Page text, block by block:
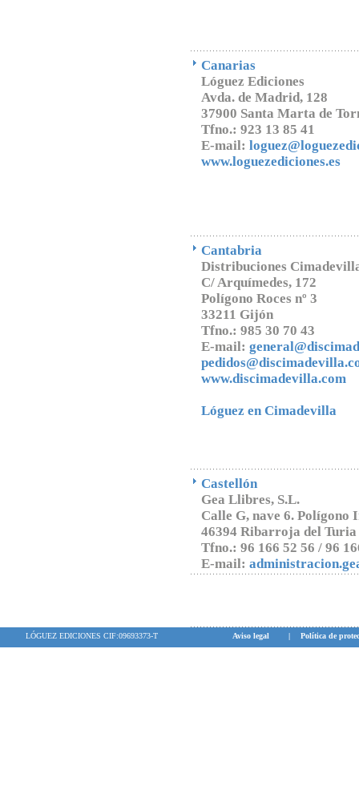
Canarias
Lóguez Ediciones
Avda. de Madrid, 128
37900 Santa Marta de
Tfno.: 923 13 85 41
E-mail:
www.loguezediciones.es
Cantabria
Distribuciones
C/ Arquímedes, 172
Polígono Roces nº 3
33211 Gijón
Tfno.: 985 30 70 43
E-mail:
www.discimadevilla.com
Lóguez en Cimadevilla
Castellón
Gea Llibres, S.L.
Calle G, nave 6.
46394 Ribarroja del Turia
Tfno.: 96 166 52 56 / 96
E-mail:
LÓGUEZ EDICIONES CIF:09693373-T Aviso legal | Política de